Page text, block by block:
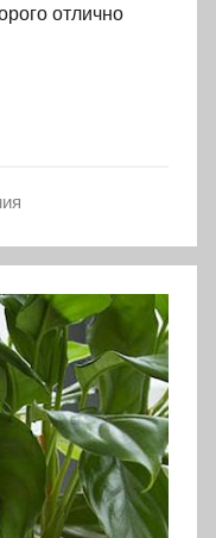
отлично